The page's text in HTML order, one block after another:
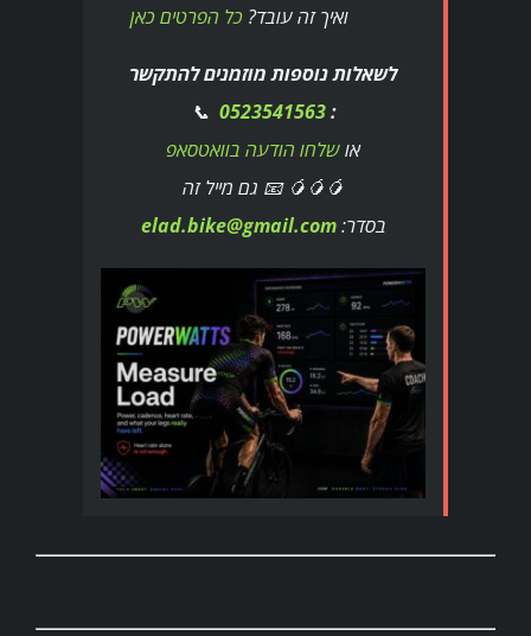
ואיך זה עובד? כל הפרטים כאן
לשאלות נוספות מוזמנים להתקשר
:
0523541563
📞
אושלחו הודעה בוואטסאפ
🥭🥭🥭 📧 גם מייל זה
בסדר:elad.bike@gmail.com